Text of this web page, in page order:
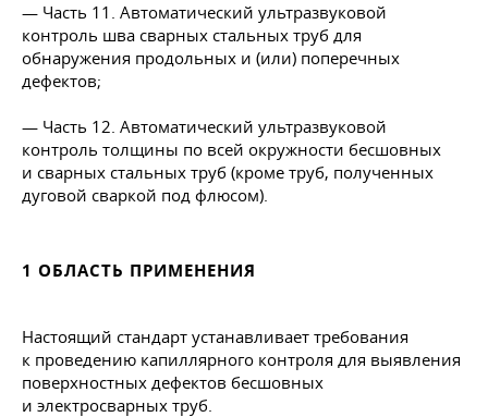
— Часть 11. Автоматический ультразвуковой
контроль шва сварных стальных труб для
обнаружения продольных и (или) поперечных
дефектов;
— Часть 12. Автоматический ультразвуковой
контроль толщины по всей окружности бесшовных
и сварных стальных труб (кроме труб, полученных
дуговой сваркой под флюсом).
1 ОБЛАСТЬ ПРИМЕНЕНИЯ
Настоящий стандарт устанавливает требования
к проведению капиллярного контроля для выявления
поверхностных дефектов бесшовных
и электросварных труб.